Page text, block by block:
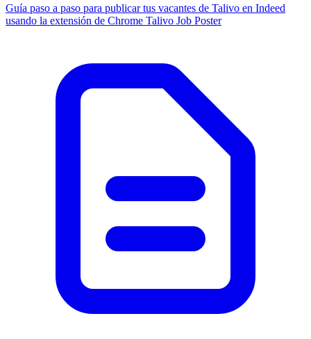
Guía paso a paso para publicar tus vacantes de Talivo en Indeed
usando la extensión de Chrome Talivo Job Poster